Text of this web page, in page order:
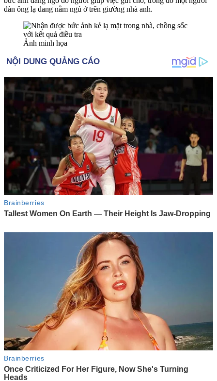
đàn ông lạ đang nằm ngủ ở trên giường nhà anh.
Ảnh minh họa